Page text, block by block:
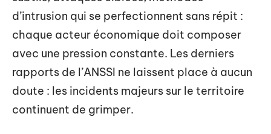
d’intrusion qui se perfectionnent sans répit :
chaque acteur économique doit composer
avec une pression constante. Les derniers
rapports de l’ANSSI ne laissent place à aucun
doute : les incidents majeurs sur le territoire
continuent de grimper.